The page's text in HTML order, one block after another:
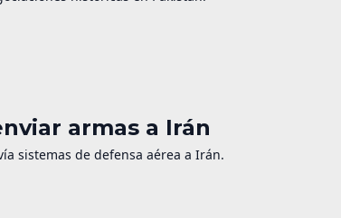
armas a Irán
sistemas de defensa aérea a Irán.